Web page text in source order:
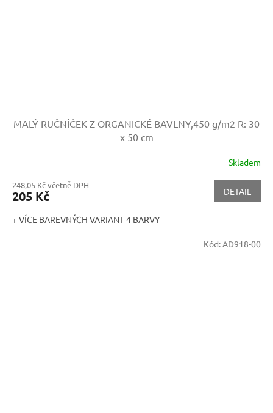
MALÝ RUČNÍČEK Z ORGANICKÉ BAVLNY,450 g/m2 R: 30
x 50 cm
Skladem
248,05 Kč včetně DPH
205 Kč DETAIL
+ VÍCE BAREVNÝCH VARIANT 4 BARVY
Kód:AD918-00